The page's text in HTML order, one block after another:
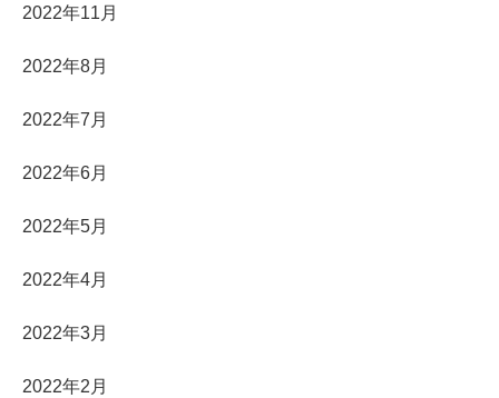
2022年11月
2022年8月
2022年7月
2022年6月
2022年5月
2022年4月
2022年3月
2022年2月